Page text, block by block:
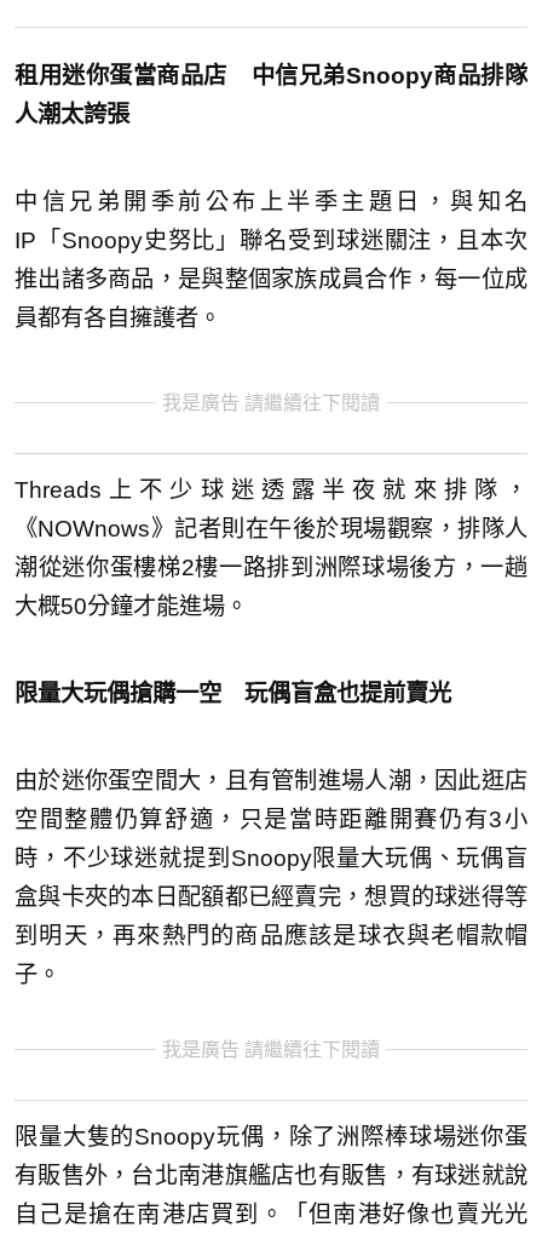
租用迷你蛋當商品店 中信兄弟Snoopy商品排隊
人潮太誇張
中信兄弟開季前公布上半季主題日，與知名
IP「Snoopy史努比」聯名受到球迷關注，且本次
推出諸多商品，是與整個家族成員合作，每一位成
員都有各自擁護者。
我是廣告 請繼續往下閱讀
Threads上不少球迷透露半夜就來排隊，
《NOWnows》記者則在午後於現場觀察，排隊人
潮從迷你蛋樓梯2樓一路排到洲際球場後方，一趟
大概50分鐘才能進場。
限量大玩偶搶購一空 玩偶盲盒也提前賣光
由於迷你蛋空間大，且有管制進場人潮，因此逛店
空間整體仍算舒適，只是當時距離開賽仍有3小
時，不少球迷就提到Snoopy限量大玩偶、玩偶盲
盒與卡夾的本日配額都已經賣完，想買的球迷得等
到明天，再來熱門的商品應該是球衣與老帽款帽
子。
我是廣告 請繼續往下閱讀
限量大隻的Snoopy玩偶，除了洲際棒球場迷你蛋
有販售外，台北南港旗艦店也有販售，有球迷就說
自己是搶在南港店買到。「但南港好像也賣光光